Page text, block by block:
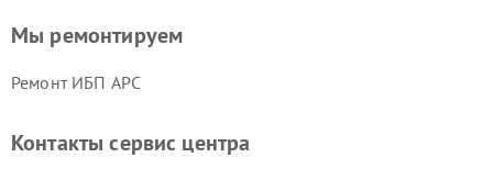
Мы ремонтируем
Ремонт ИБП APC
Контакты сервис центра